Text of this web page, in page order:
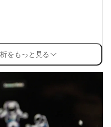
をもっと見る